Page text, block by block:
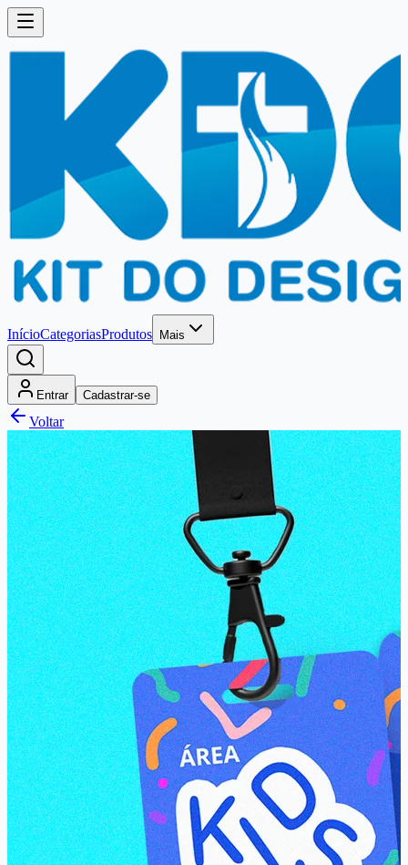
InícioCategoriasProdutos Mais
Entrar Cadastrar-se
Voltar